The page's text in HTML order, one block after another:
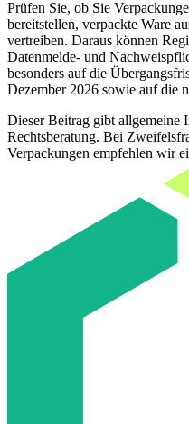
Prüfen Sie, ob Sie
bereitstellen, verpackte Ware
vertreiben. Daraus können
Datenmelde- und
besonders auf die
Dezember 2026 sowie auf die
Dieser Beitrag gibt allgemeine
Rechtsberatung. Bei
Verpackungen empfehlen wir